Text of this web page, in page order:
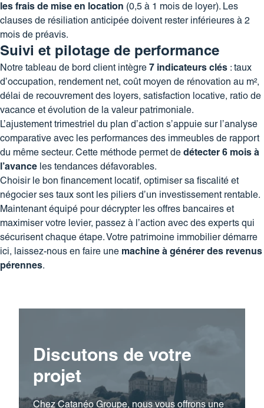
les frais de mise en location (0,5 à 1 mois de loyer). Les
clauses de résiliation anticipée doivent rester inférieures à 2
mois de préavis.
Suivi et pilotage de performance
Notre tableau de bord client intègre 7 indicateurs clés : taux
d’occupation, rendement net, coût moyen de rénovation au m²,
délai de recouvrement des loyers, satisfaction locative, ratio de
vacance et évolution de la valeur patrimoniale.
L’ajustement trimestriel du plan d’action s’appuie sur l’analyse
comparative avec les performances des immeubles de rapport
du même secteur. Cette méthode permet de détecter 6 mois à
l’avance les tendances défavorables.
Choisir le bon financement locatif, optimiser sa fiscalité et
négocier ses taux sont les piliers d’un investissement rentable.
Maintenant équipé pour décrypter les offres bancaires et
maximiser votre levier, passez à l’action avec des experts qui
sécurisent chaque étape. Votre patrimoine immobilier démarre
ici, laissez-nous en faire une machine à générer des revenus
pérennes.
Discutons de votre
projet
Chez Catanéo Groupe, nous vous offrons une